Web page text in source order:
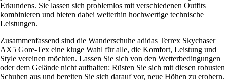
Erkundens. Sie lassen sich problemlos mit verschiedenen Outfits
kombinieren und bieten dabei weiterhin hochwertige technische
Leistungen.
Zusammenfassend sind die Wanderschuhe adidas Terrex Skychaser
AX5 Gore-Tex eine kluge Wahl für alle, die Komfort, Leistung und
Style vereinen möchten. Lassen Sie sich von den Wetterbedingungen
oder dem Gelände nicht aufhalten: Rüsten Sie sich mit diesen robusten
Schuhen aus und bereiten Sie sich darauf vor, neue Höhen zu erobern.